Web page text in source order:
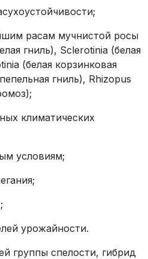
расам мучнистой росы
гниль), Sclerotinia (белая
(белая корзинковая
гниль), Rhizopus
климатических
условиям;
урожайности.
группы спелости, гибрид